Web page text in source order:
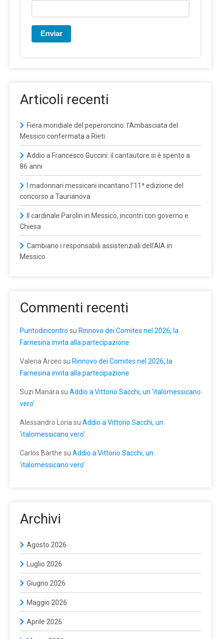
Enviar
Articoli recenti
Fiera mondiale del peperoncino: l’Ambasciata del
Messico confermata a Rieti
Addio a Francesco Guccini: il cantautore si è spento a
86 anni
I madonnari messicani incantano l’11ª edizione del
concorso a Taurianova
Il cardinale Parolin in Messico, incontri con governo e
Chiesa
Cambiano i responsabili assistenziali dell’AIA in
Messico
Commenti recenti
Puntodincontro su Rinnovo dei Comites nel 2026, la
Farnesina invita alla partecipazione
Valeria Arceo su Rinnovo dei Comites nel 2026, la
Farnesina invita alla partecipazione
Suzi Manara su Addio a Vittorio Sacchi, un ‘italomessicano
vero’
Alessandro Loria su Addio a Vittorio Sacchi, un
‘italomessicano vero’
Carlos Barthe su Addio a Vittorio Sacchi, un
‘italomessicano vero’
Archivi
Agosto 2026
Luglio 2026
Giugno 2026
Maggio 2026
Aprile 2026